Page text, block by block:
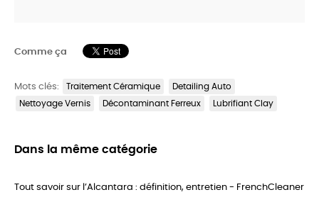
Comme ça
Mots clés: Traitement Céramique
Detailing Auto
Nettoyage Vernis
Décontaminant Ferreux Lubrifiant Clay
Dans la même catégorie
Tout savoir sur l’Alcantara : définition, entretien - FrenchCleaner